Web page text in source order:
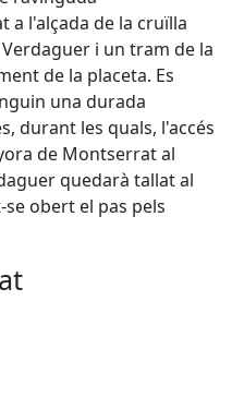
a l'alçada de la cruïlla
i un tram de la
de la placeta. Es
una durada
durant les quals, l'accés
de Montserrat al
quedarà tallat al
obert el pas pels